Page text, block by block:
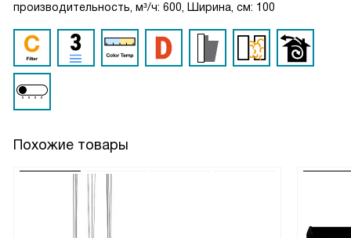
производительность, м³/ч: 600, Ширина, см: 100
Похожие товары